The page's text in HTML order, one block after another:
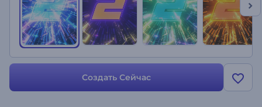
рекламных акций, ограниченных по времени и многих других
проектов. Создайте свою анимацию!
Создать Сейчас